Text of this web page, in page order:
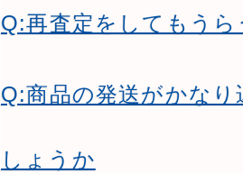
Q:再査定をしてもう
Q:商品の発送がかな
しょうか